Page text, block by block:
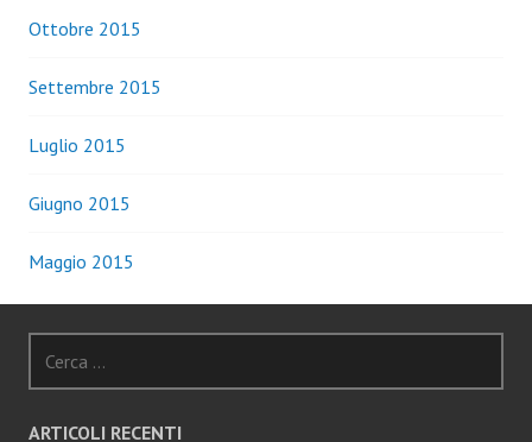
Ottobre 2015
Settembre 2015
Luglio 2015
Giugno 2015
Maggio 2015
per:
ARTICOLI RECENTI